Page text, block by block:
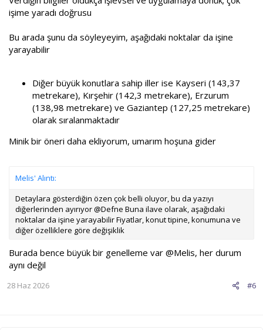
işime yaradı doğrusu
Bu arada şunu da söyleyeyim, aşağıdaki noktalar da işine
yarayabilir
Diğer büyük konutlara sahip iller ise Kayseri (143,37
metrekare), Kırşehir (142,3 metrekare), Erzurum
(138,98 metrekare) ve Gaziantep (127,25 metrekare)
olarak sıralanmaktadır
Minik bir öneri daha ekliyorum, umarım hoşuna gider
Melis' Alıntı:
Detaylara gösterdiğin özen çok belli oluyor, bu da yazıyı
diğerlerinden ayırıyor @Defne Buna ilave olarak, aşağıdaki
noktalar da işine yarayabilir Fiyatlar, konut tipine, konumuna ve
diğer özelliklere göre değişiklik
Burada bence büyük bir genelleme var @Melis, her durum
aynı değil
#6
28 Haz 2026